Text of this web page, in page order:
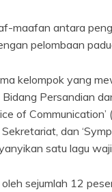
maafan antara
pelombaan
kelompok yang
Persandian
of
dan
satu lagu
sejumlah 12